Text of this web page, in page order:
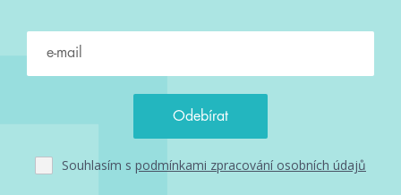
Souhlasím s podmínkami zpracování osobních údajů